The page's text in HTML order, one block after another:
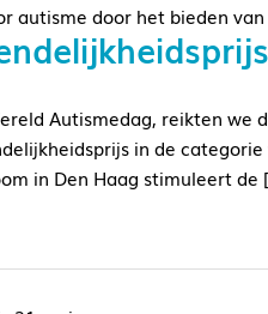
autisme door het bieden
Autismedag, reikten we
in de
in Den Haag stimuleert de